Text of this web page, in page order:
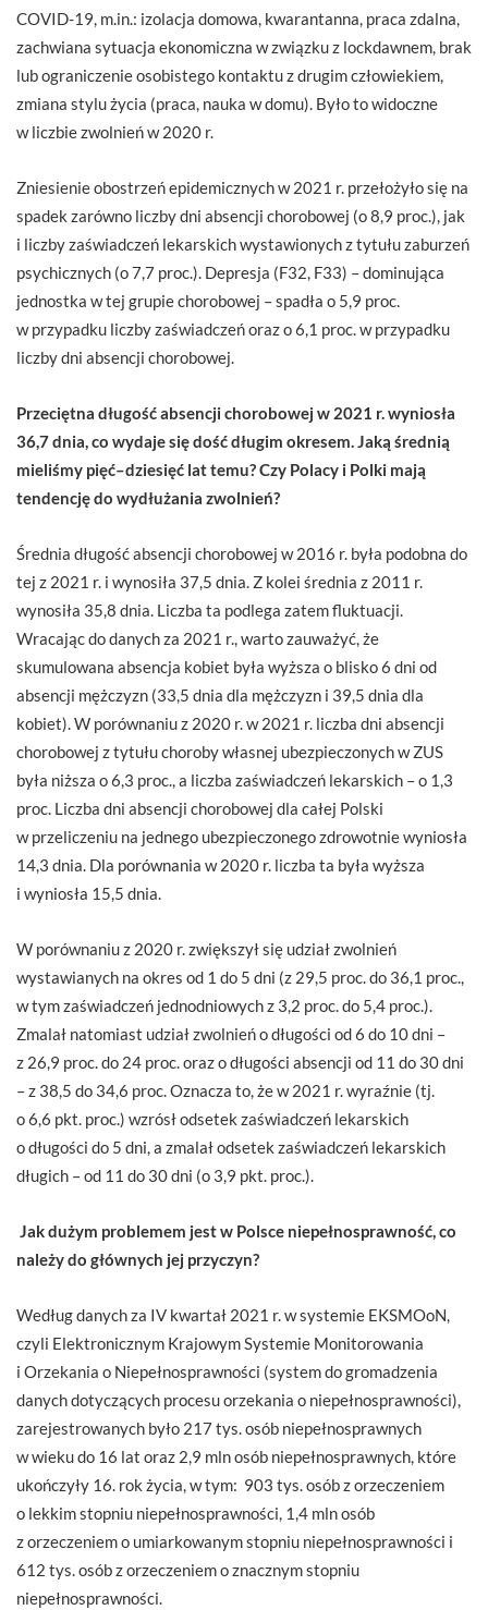
COVID-19, m.in.: izolacja domowa, kwarantanna, praca zdalna,
zachwiana sytuacja ekonomiczna w związku z lockdawnem, brak
lub ograniczenie osobistego kontaktu z drugim człowiekiem,
zmiana stylu życia (praca, nauka w domu). Było to widoczne
w liczbie zwolnień w 2020 r.
Zniesienie obostrzeń epidemicznych w 2021 r. przełożyło się na
spadek zarówno liczby dni absencji chorobowej (o 8,9 proc.), jak
i liczby zaświadczeń lekarskich wystawionych z tytułu zaburzeń
psychicznych (o 7,7 proc.). Depresja (F32, F33) – dominująca
jednostka w tej grupie chorobowej – spadła o 5,9 proc.
w przypadku liczby zaświadczeń oraz o 6,1 proc. w przypadku
liczby dni absencji chorobowej.
Przeciętna długość absencji chorobowej w 2021 r. wyniosła
36,7 dnia, co wydaje się dość długim okresem. Jaką średnią
mieliśmy pięć–dziesięć lat temu? Czy Polacy i Polki mają
tendencję do wydłużania zwolnień?
Średnia długość absencji chorobowej w 2016 r. była podobna do
tej z 2021 r. i wynosiła 37,5 dnia. Z kolei średnia z 2011 r.
wynosiła 35,8 dnia. Liczba ta podlega zatem fluktuacji.
Wracając do danych za 2021 r., warto zauważyć, że
skumulowana absencja kobiet była wyższa o blisko 6 dni od
absencji mężczyzn (33,5 dnia dla mężczyzn i 39,5 dnia dla
kobiet). W porównaniu z 2020 r. w 2021 r. liczba dni absencji
chorobowej z tytułu choroby własnej ubezpieczonych w ZUS
była niższa o 6,3 proc., a liczba zaświadczeń lekarskich – o 1,3
proc. Liczba dni absencji chorobowej dla całej Polski
w przeliczeniu na jednego ubezpieczonego zdrowotnie wyniosła
14,3 dnia. Dla porównania w 2020 r. liczba ta była wyższa
i wyniosła 15,5 dnia.
W porównaniu z 2020 r. zwiększył się udział zwolnień
wystawianych na okres od 1 do 5 dni (z 29,5 proc. do 36,1 proc.,
w tym zaświadczeń jednodniowych z 3,2 proc. do 5,4 proc.).
Zmalał natomiast udział zwolnień o długości od 6 do 10 dni –
z 26,9 proc. do 24 proc. oraz o długości absencji od 11 do 30 dni
– z 38,5 do 34,6 proc. Oznacza to, że w 2021 r. wyraźnie (tj.
o 6,6 pkt. proc.) wzrósł odsetek zaświadczeń lekarskich
o długości do 5 dni, a zmalał odsetek zaświadczeń lekarskich
długich – od 11 do 30 dni (o 3,9 pkt. proc.).
Jak dużym problemem jest w Polsce niepełnosprawność, co
należy do głównych jej przyczyn?
Według danych za IV kwartał 2021 r. w systemie EKSMOoN,
czyli Elektronicznym Krajowym Systemie Monitorowania
i Orzekania o Niepełnosprawności (system do gromadzenia
danych dotyczących procesu orzekania o niepełnosprawności),
zarejestrowanych było 217 tys. osób niepełnosprawnych
w wieku do 16 lat oraz 2,9 mln osób niepełnosprawnych, które
ukończyły 16. rok życia, w tym: 903 tys. osób z orzeczeniem
o lekkim stopniu niepełnosprawności, 1,4 mln osób
z orzeczeniem o umiarkowanym stopniu niepełnosprawności i
612 tys. osób z orzeczeniem o znacznym stopniu
niepełnosprawności.